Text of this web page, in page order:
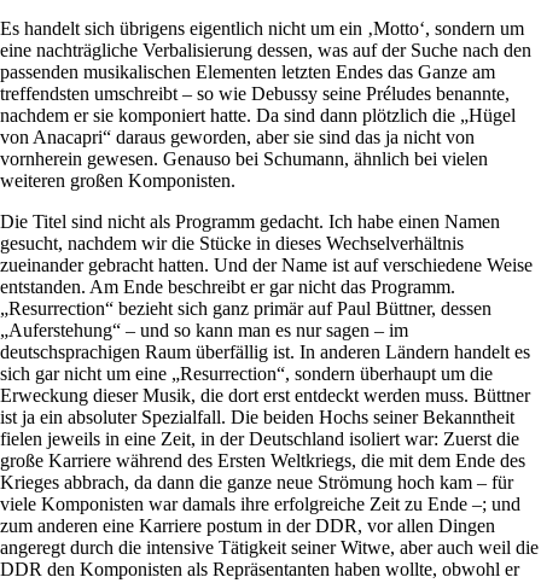
Es handelt sich übrigens eigentlich nicht um ein ‚Motto‘, sondern um
eine nachträgliche Verbalisierung dessen, was auf der Suche nach den
passenden musikalischen Elementen letzten Endes das Ganze am
treffendsten umschreibt – so wie Debussy seine Préludes benannte,
nachdem er sie komponiert hatte. Da sind dann plötzlich die „Hügel
von Anacapri“ daraus geworden, aber sie sind das ja nicht von
vornherein gewesen. Genauso bei Schumann, ähnlich bei vielen
weiteren großen Komponisten.
Die Titel sind nicht als Programm gedacht. Ich habe einen Namen
gesucht, nachdem wir die Stücke in dieses Wechselverhältnis
zueinander gebracht hatten. Und der Name ist auf verschiedene Weise
entstanden. Am Ende beschreibt er gar nicht das Programm.
„Resurrection“ bezieht sich ganz primär auf Paul Büttner, dessen
„Auferstehung“ – und so kann man es nur sagen – im
deutschsprachigen Raum überfällig ist. In anderen Ländern handelt es
sich gar nicht um eine „Resurrection“, sondern überhaupt um die
Erweckung dieser Musik, die dort erst entdeckt werden muss. Büttner
ist ja ein absoluter Spezialfall. Die beiden Hochs seiner Bekanntheit
fielen jeweils in eine Zeit, in der Deutschland isoliert war: Zuerst die
große Karriere während des Ersten Weltkriegs, die mit dem Ende des
Krieges abbrach, da dann die ganze neue Strömung hoch kam – für
viele Komponisten war damals ihre erfolgreiche Zeit zu Ende –; und
zum anderen eine Karriere postum in der DDR, vor allen Dingen
angeregt durch die intensive Tätigkeit seiner Witwe, aber auch weil die
DDR den Komponisten als Repräsentanten haben wollte, obwohl er